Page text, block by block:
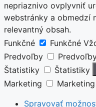
nepriaznivo ovplyvniť
webstránky a obmedzí
relevantný obsah.
Funkčné
Funkčné
Predvoľby
Štatistiky
Štatistiky
Marketing
Marketing
Spravovať